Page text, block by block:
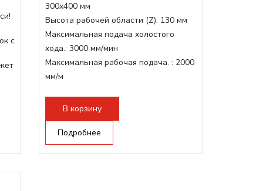
с
300x400 мм
Высота рабочей области (Z): 130 мм
Максимальная подача холостого
хода.: 3000 мм/мин
Максимальная рабочая подача. : 2000
мм/м
стандартно:Т-слот
Цанговый патрон:ER11
Мощность шпинделя:
В корзину
Подробнее